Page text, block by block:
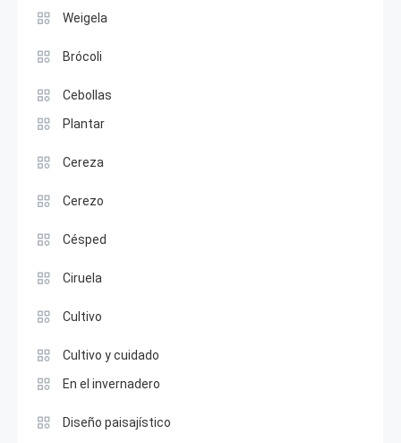
Weigela
Brócoli
Cebollas
Plantar
Cereza
Cerezo
Césped
Ciruela
Cultivo
Cultivo y cuidado
En el invernadero
Diseño paisajístico